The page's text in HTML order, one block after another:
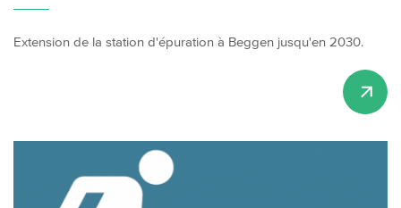
Extension de la station d'épuration à Beggen jusqu'en 2030.